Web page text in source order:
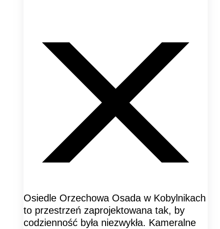
Osiedle Orzechowa Osada w Kobylnikach
to przestrzeń zaprojektowana tak, by
codzienność była niezwykła. Kameralne